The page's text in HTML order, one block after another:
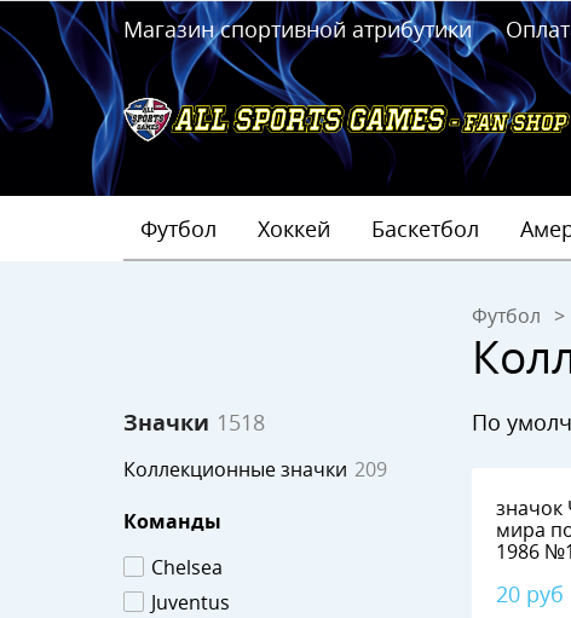
Магазин спортивной атрибутики
Футбол Хоккей Баскетбол
Футбол
Значки 1518
Коллекционные значки 209
по
Команды
Chelsea
Juventus
значок Чемпионат
мира по хоккею
20 руб